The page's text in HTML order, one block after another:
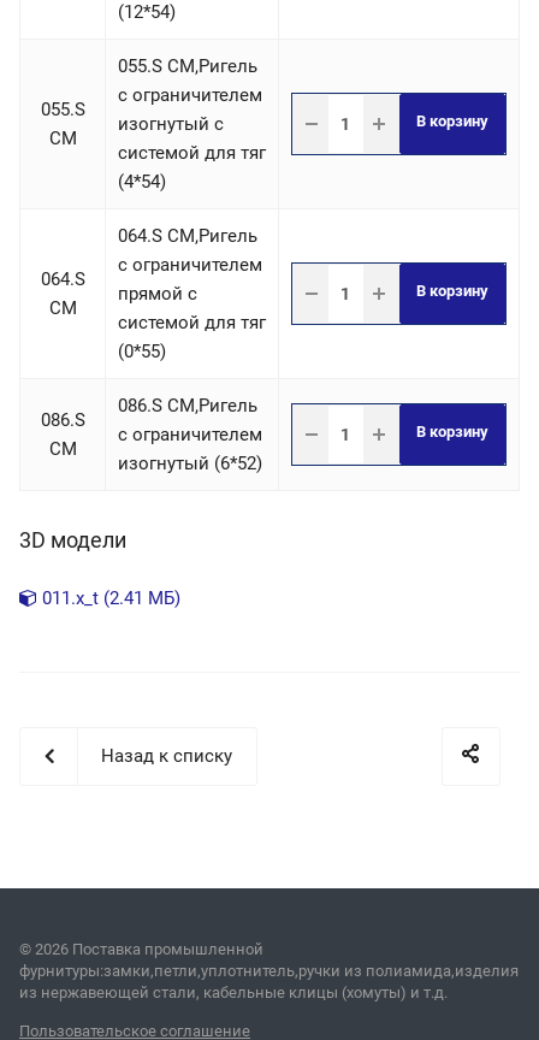
(12*54)
055.S
СM
055.S СM,Ригель
c ограничителем
изогнутый с
системой для тяг
(4*54)
В корзину
064.S
СM
064.S СM,Ригель
c ограничителем
прямой с
системой для тяг
(0*55)
В корзину
086.S
СM
086.S СM,Ригель
c ограничителем
изогнутый (6*52)
В корзину
3D модели
011.x_t (2.41 МБ)
Назад к списку
© 2026 Поставка промышленной
фурнитуры:замки,петли,уплотнитель,ручки из полиамида,изделия
из нержавеющей стали, кабельные клицы (хомуты) и т.д.
Пользовательское соглашение